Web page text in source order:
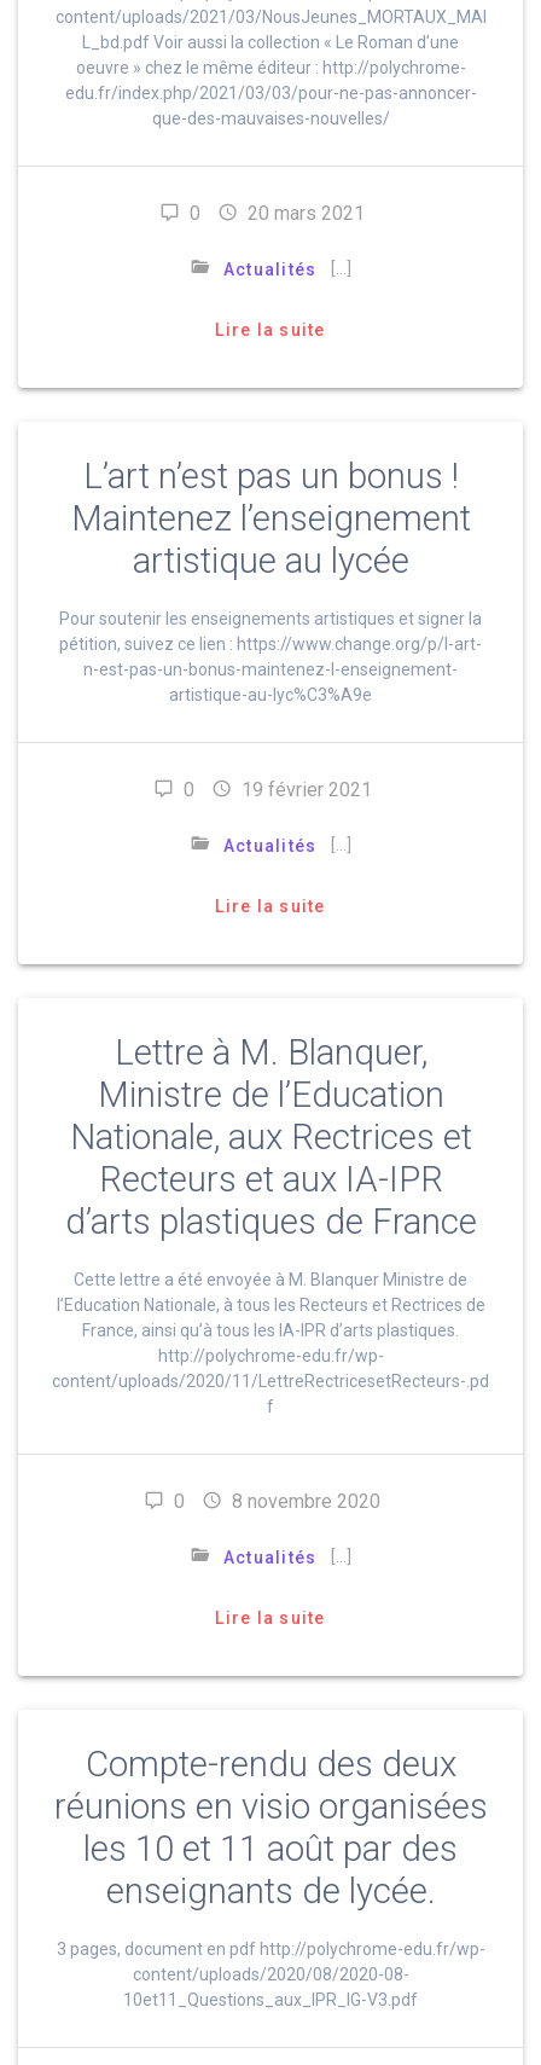
content/uploads/2021/03/NousJeunes_MORTAUX_MAI
L_bd.pdf Voir aussi la collection « Le Roman d’une
oeuvre » chez le même éditeur : http://polychrome-
edu.fr/index.php/2021/03/03/pour-ne-pas-annoncer-
que-des-mauvaises-nouvelles/
0 20 mars 2021
Actualités
Lire la suite
L’art n’est pas un bonus !
Maintenez l’enseignement
artistique au lycée
Pour soutenir les enseignements artistiques et signer la
pétition, suivez ce lien : https://www.change.org/p/l-art-
n-est-pas-un-bonus-maintenez-l-enseignement-
artistique-au-lyc%C3%A9e
0 19 février 2021
Actualités
Lire la suite
Lettre à M. Blanquer,
Ministre de l’Education
Nationale, aux Rectrices et
Recteurs et aux IA-IPR
d’arts plastiques de France
Cette lettre a été envoyée à M. Blanquer Ministre de
l’Education Nationale, à tous les Recteurs et Rectrices de
France, ainsi qu’à tous les IA-IPR d’arts plastiques.
http://polychrome-edu.fr/wp-
content/uploads/2020/11/LettreRectricesetRecteurs-.pd
f
0 8 novembre 2020
Actualités
Lire la suite
Compte-rendu des deux
réunions en visio organisées
les 10 et 11 août par des
enseignants de lycée.
3 pages, document en pdf http://polychrome-edu.fr/wp-
content/uploads/2020/08/2020-08-
10et11_Questions_aux_IPR_IG-V3.pdf